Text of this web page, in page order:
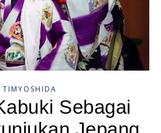
TIMYOSHIDA
Sebagai